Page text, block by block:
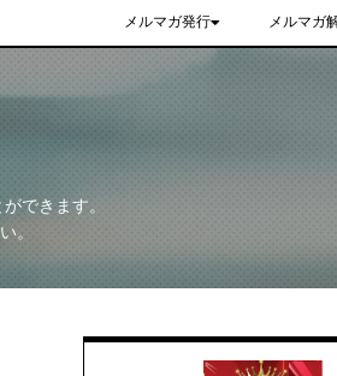
メルマガ発行 メルマガ
できます。
。